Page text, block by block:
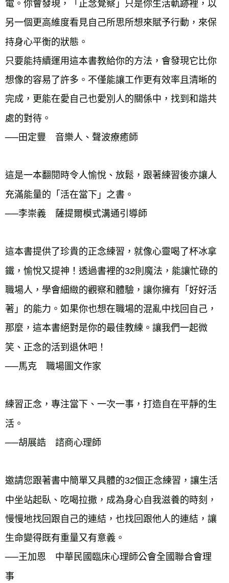
電。你會發現，「正念覺察」只是你生活軌跡裡，以
另一個更高維度看見自己所思所想來賦予行動，來保
持身心平衡的狀態。
只要能持續運用這本書教給你的方法，會發現它比你
想像的容易了許多。不僅能讓工作更有效率且清晰的
完成，更能在愛自己也愛別人的關係中，找到和諧共
處的對待。
──田定豐 音樂人、聲波療癒師
這是一本翻閱時令人愉悅、放鬆，跟著練習後亦讓人
充滿能量的「活在當下」之書。
──李崇義 薩提爾模式溝通引導師
這本書提供了珍貴的正念練習，就像心靈喝了杯冰拿
鐵，愉悅又提神！透過書裡的32則魔法，能讓忙碌的
職場人，學會細緻的觀察和體驗，讓你擁有「好好活
著」的能力。如果你也想在職場的混亂中找回自己，
那麼，這本書絕對是你的最佳教練。讓我們一起微
笑、正念的活到退休吧！
──馬克 職場圖文作家
練習正念，專注當下、一次一事，打造自在平靜的生
活。
──胡展誥 諮商心理師
邀請您跟著書中簡單又具體的32個正念練習，讓生活
中坐站起臥、吃喝拉撒，成為身心自我滋養的時刻，
慢慢地找回跟自己的連結，也找回跟他人的連結，讓
生命變得既有重量又有意義。
──王加恩 中華民國臨床心理師公會全國聯合會理
事